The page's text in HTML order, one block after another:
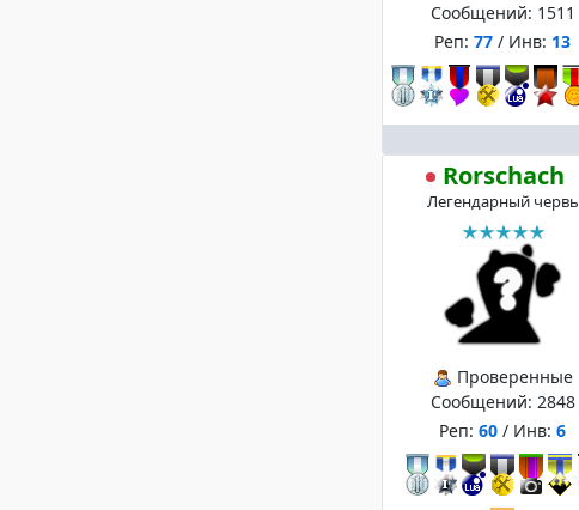
Сообщений: 1511
Реп: 77 / Инв: 13
Rorschach
Легендарный червь
Проверенные
Сообщений: 2848
Реп: 60 / Инв: 6